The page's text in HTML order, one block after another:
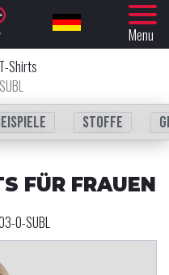
Menu
T-Shirts
Stoffe
FÜR FRAUEN
0-SUBL